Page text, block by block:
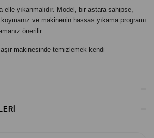
elle yıkanmalıdır. Model, bir astara sahipse,
ve makinenin hassas yıkama programı
önerilir.
makinesinde temizlemek kendi